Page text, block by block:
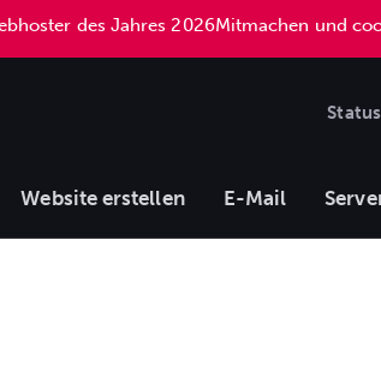
des Jahres 2026Mitmachen und
Status
Website erstellen E-Mail